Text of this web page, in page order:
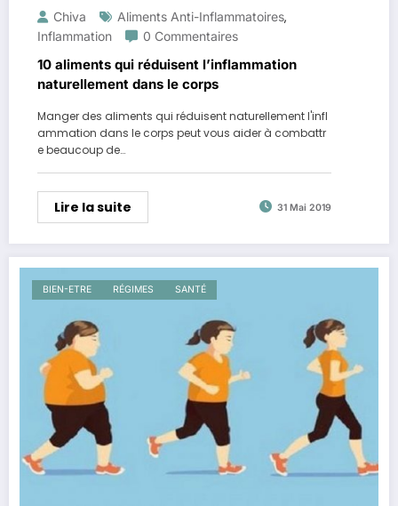
Chiva Aliments Anti-Inflammatoires,
Inflammation
0 Commentaires
10 aliments qui réduisent l’inflammation
naturellement dans le corps
Manger des aliments qui réduisent naturellement l'infl
ammation dans le corps peut vous aider à combattr
e beaucoup de…
Lire la suite 31 Mai 2019
BIEN-ETRE RÉGIMES SANTÉ